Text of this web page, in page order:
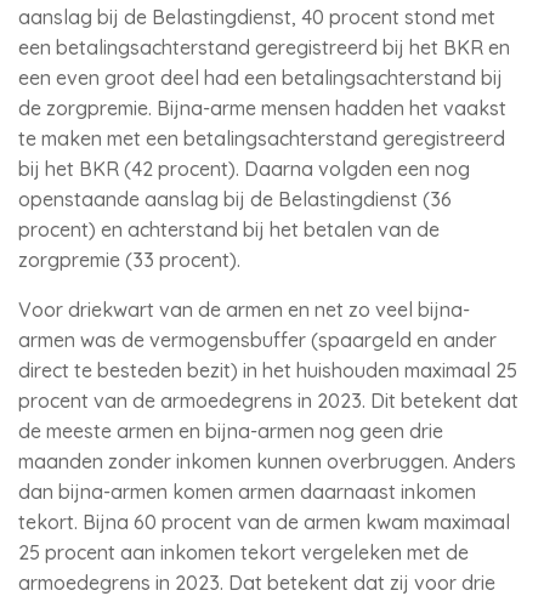
aanslag bij de Belastingdienst, 40 procent stond met
een betalingsachterstand geregistreerd bij het BKR en
een even groot deel had een betalingsachterstand bij
de zorgpremie. Bijna-arme mensen hadden het vaakst
te maken met een betalingsachterstand geregistreerd
bij het BKR (42 procent). Daarna volgden een nog
openstaande aanslag bij de Belastingdienst (36
procent) en achterstand bij het betalen van de
zorgpremie (33 procent).
Voor driekwart van de armen en net zo veel bijna-
armen was de vermogensbuffer (spaargeld en ander
direct te besteden bezit) in het huishouden maximaal 25
procent van de armoedegrens in 2023. Dit betekent dat
de meeste armen en bijna-armen nog geen drie
maanden zonder inkomen kunnen overbruggen. Anders
dan bijna-armen komen armen daarnaast inkomen
tekort. Bijna 60 procent van de armen kwam maximaal
25 procent aan inkomen tekort vergeleken met de
armoedegrens in 2023. Dat betekent dat zij voor drie